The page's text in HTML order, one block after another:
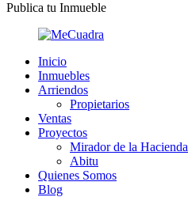
Publica tu Inmueble
Inicio
Inmuebles
Arriendos
Propietarios
Ventas
Proyectos
Mirador de la Hacienda
Abitu
Quienes Somos
Blog